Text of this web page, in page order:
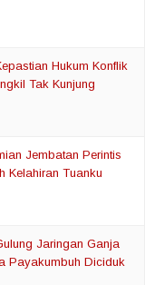
Hukum Konflik
Tak Kunjung
Jembatan Perintis
Kelahiran Tuanku
Jaringan Ganja
Payakumbuh Diciduk